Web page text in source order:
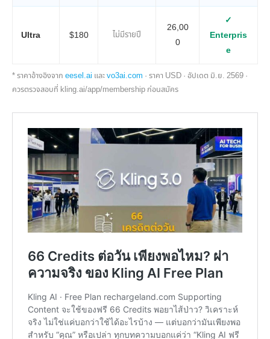
Ultra $180 ไม่มีรายปี
26,00
0
✓
Enterpris
e
* ราคาอ้างอิงจาก eesel.ai และvo3ai.com · ราคา USD · อัปเดต มิ.ย. 2569 ·
ควรตรวจสอบที่ kling.ai/app/membership ก่อนสมัคร